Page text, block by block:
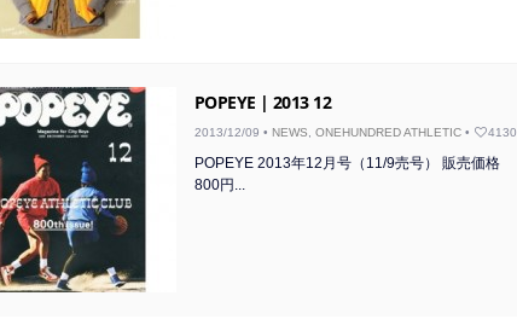
POPEYE | 2013 12
2013/12/09 • NEWS ONEHUNDRED ATHLETIC • 4130
POPEYE 2013年12月号（11/9売号） 販売価格
800円...